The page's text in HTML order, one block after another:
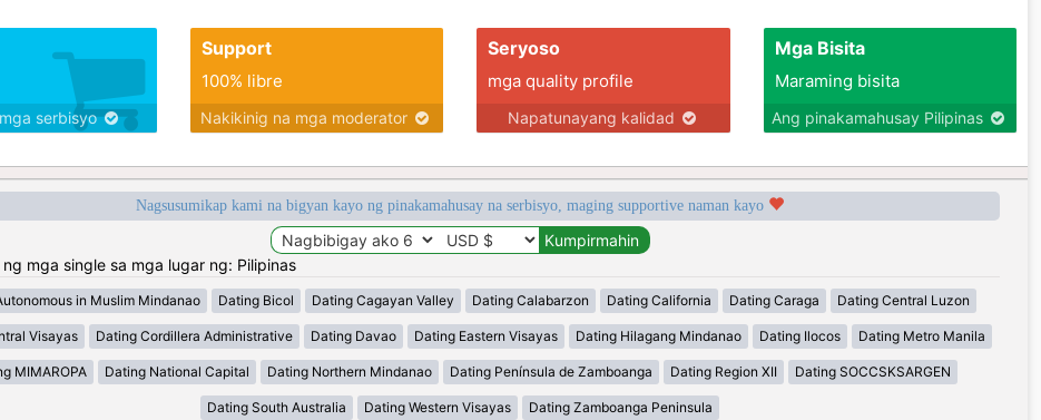
serbisyo
Support
100% libre
Nakikinig na mga moderator
Seryoso
mga quality profile
Napatunayang kalidad
Mga Bisita
Maraming bisita
Ang pinakamahusay Pilipinas
Nagsusumikap kami na bigyan kayo ng pinakamahusay na serbisyo, maging supportive naman kayo
mga single sa mga lugar ng: Pilipinas
in Muslim Mindanao Dating Bicol Dating Cagayan Valley Dating Calabarzon Dating California Dating Caraga Dating Central Luzon
Visayas Dating Cordillera Administrative Dating Davao Dating Eastern Visayas Dating Hilagang Mindanao Dating Ilocos Dating Metro Manila
MIMAROPA Dating National Capital Dating Northern Mindanao Dating Península de Zamboanga Dating Region XII Dating SOCCSKSARGEN
Dating South Australia Dating Western Visayas Dating Zamboanga Peninsula